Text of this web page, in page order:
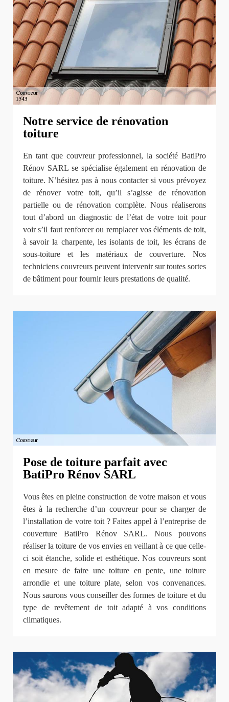
Notre service de rénovation
toiture
En tant que couvreur professionnel, la société BatiPro
Rénov SARL se spécialise également en rénovation de
toiture. N’hésitez pas à nous contacter si vous prévoyez
de rénover votre toit, qu’il s’agisse de rénovation
partielle ou de rénovation complète. Nous réaliserons
tout d’abord un diagnostic de l’état de votre toit pour
voir s’il faut renforcer ou remplacer vos éléments de toit,
à savoir la charpente, les isolants de toit, les écrans de
sous-toiture et les matériaux de couverture. Nos
techniciens couvreurs peuvent intervenir sur toutes sortes
de bâtiment pour fournir leurs prestations de qualité.
Pose de toiture parfait avec
BatiPro Rénov SARL
Vous êtes en pleine construction de votre maison et vous
êtes à la recherche d’un couvreur pour se charger de
l’installation de votre toit ? Faites appel à l’entreprise de
couverture BatiPro Rénov SARL. Nous pouvons
réaliser la toiture de vos envies en veillant à ce que celle-
ci soit étanche, solide et esthétique. Nos couvreurs sont
en mesure de faire une toiture en pente, une toiture
arrondie et une toiture plate, selon vos convenances.
Nous saurons vous conseiller des formes de toiture et du
type de revêtement de toit adapté à vos conditions
climatiques.